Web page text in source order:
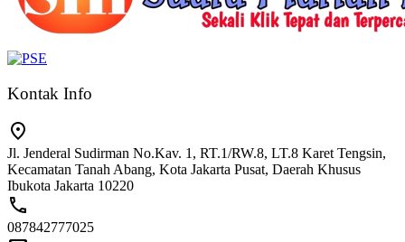
Kontak Info
Jl. Jenderal Sudirman No.Kav. 1, RT.1/RW.8, LT.8 Karet Tengsin,
Kecamatan Tanah Abang, Kota Jakarta Pusat, Daerah Khusus
Ibukota Jakarta 10220
087842777025